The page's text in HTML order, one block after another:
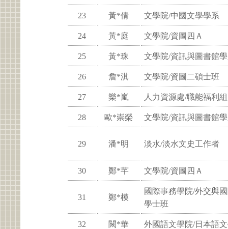
23 黃*倩 文學院/中國文學學系
24 黃*庭 文學院/資圖四Ａ
25 黃*珠 文學院/資訊與圖書館
26 詹*淇 文學院/資圖二碩士班
27 樂*嵐 人力資源處/職能福利組
28 歐*崇榮 文學院/資訊與圖書館
29 潘*明 淡水/淡水文史工作者
30 鄭*芊 文學院/資圖四Ａ
31 鄭*模
國際事務學院/外交與
學士班
32 闕*華 外國語文學院/日本語